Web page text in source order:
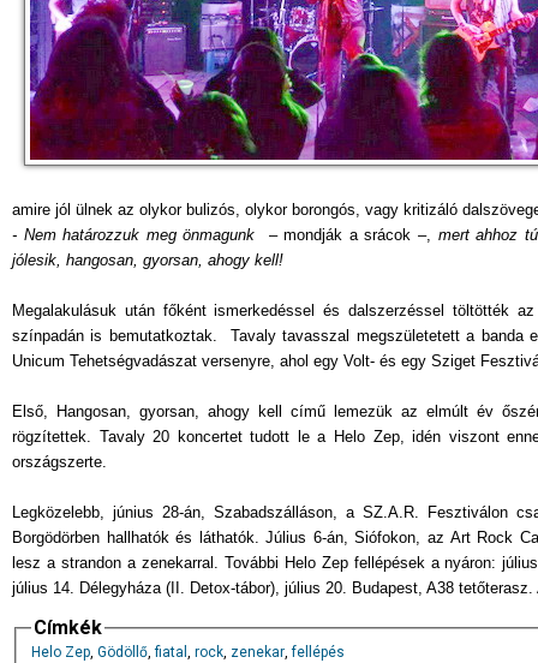
amire jól ülnek az olykor bulizós, olykor borongós, vagy kritizáló
- Nem határozzuk meg önmagunk
– mondják a srácok –, mert ahhoz
jólesik, hangosan, gyorsan, ahogy kell!
Megalakulásuk után főként ismerkedéssel és dalszerzéssel töltötték
színpadán is bemutatkoztak. Tavaly tavasszal megszületetett a
Unicum Tehetségvadászat versenyre, ahol egy Volt- és egy Sziget
Első, Hangosan, gyorsan, ahogy kell című lemezük az elmúlt év
rögzítettek. Tavaly 20 koncertet tudott le a Helo Zep, idén viszont
országszerte.
Legközelebb, június 28-án, Szabadszálláson, a SZ.A.R. Fesztiválon
Borgödörben hallhatók és láthatók. Július 6-án, Siófokon, az Art Rock
lesz a strandon a zenekarral. További Helo Zep fellépések a nyáron:
július 14. Délegyháza (II. Detox-tábor), július 20. Budapest, A38
Címkék
Helo Zep, Gödöllő,fiatal , rock, zenekar,fellépés